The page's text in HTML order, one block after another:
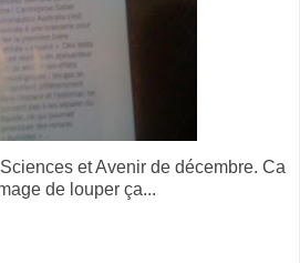
et Avenir de décembre. Ca
de louper ça...